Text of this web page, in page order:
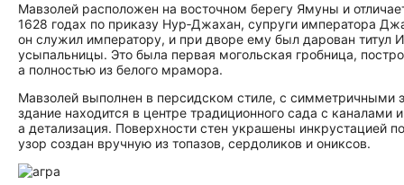
Мавзолей расположен на восточном берегу Ямуны и
1628 годах по приказу Нур‑Джахан, супруги императора
он служил императору, и при дворе ему был дарован титул
усыпальницы. Это была первая могольская гробница,
а полностью из белого мрамора.
Мавзолей выполнен в персидском стиле, с
здание находится в центре традиционного сада с
а детализация. Поверхности стен украшены инкрустацией
узор создан вручную из топазов, сердоликов и ониксов.